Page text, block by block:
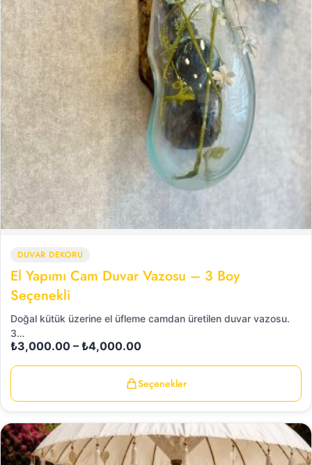
DUVAR DEKORU
El Yapımı Cam Duvar Vazosu – 3 Boy
Seçenekli
Doğal kütük üzerine el üfleme camdan üretilen duvar vazosu.
3…
₺3,000.00 – ₺4,000.00
Seçenekler